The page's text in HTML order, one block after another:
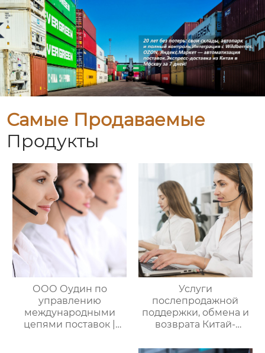
Самые Продаваемые
Продукты
ООО Оудин по
управлению
международными
цепями поставок |
Услуги
послепродажной
поддержки, обмена и
возврата Китай-
по управлению